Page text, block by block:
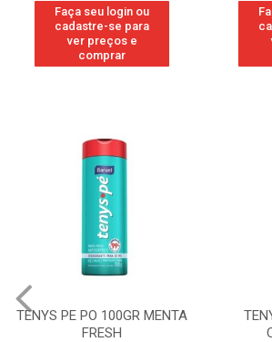
Faça seu login ou
cadastre-se para
ver preços e
comprar
TENYS PE PO 100GR MENTA
FRESH